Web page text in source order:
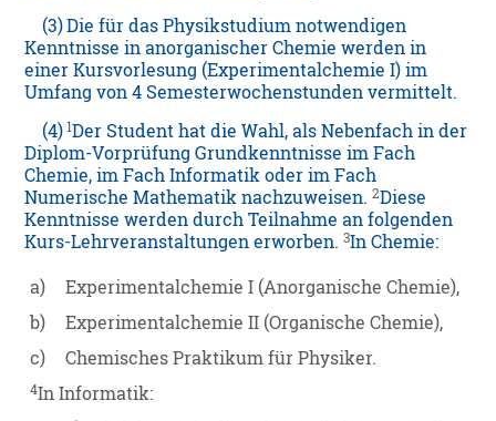
(3)Die für das Physikstudium notwendigen
Kenntnisse in anorganischer Chemie werden in
einer Kursvorlesung (Experimentalchemie I) im
Umfang von 4 Semesterwochenstunden vermittelt.
(4) 1Der Student hat die Wahl, als Nebenfach in der
Diplom-Vorprüfung Grundkenntnisse im Fach
Chemie, im Fach Informatik oder im Fach
Numerische Mathematik nachzuweisen.2Diese
Kenntnisse werden durch Teilnahme an folgenden
Kurs-Lehrveranstaltungen erworben.3In Chemie:
a)
Experimentalchemie I (Anorganische Chemie),
b)
Experimentalchemie II (Organische Chemie),
c)
Chemisches Praktikum für Physiker.
4In Informatik: